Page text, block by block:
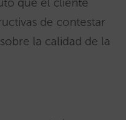
de contestar
la calidad de la